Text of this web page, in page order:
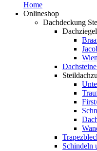
Home
Onlineshop
Dachdeckung
Schindeln